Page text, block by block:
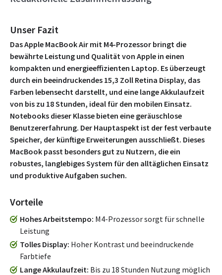
Unser Fazit
Das Apple MacBook Air mit M4-Prozessor bringt die
bewährte Leistung und Qualität von Apple in einen
kompakten und energieeffizienten Laptop. Es überzeugt
durch ein beeindruckendes 15,3 Zoll Retina Display, das
Farben lebensecht darstellt, und eine lange Akkulaufzeit
von bis zu 18 Stunden, ideal für den mobilen Einsatz.
Notebooks dieser Klasse bieten eine geräuschlose
Benutzererfahrung. Der Hauptaspekt ist der fest verbaute
Speicher, der künftige Erweiterungen ausschließt. Dieses
MacBook passt besonders gut zu Nutzern, die ein
robustes, langlebiges System für den alltäglichen Einsatz
und produktive Aufgaben suchen.
Vorteile
Hohes Arbeitstempo M4-Prozessor sorgt für schnelle
Leistung
Tolles Display Hoher Kontrast und beeindruckende
Farbtiefe
Lange Akkulaufzeit Bis zu 18 Stunden Nutzung möglich